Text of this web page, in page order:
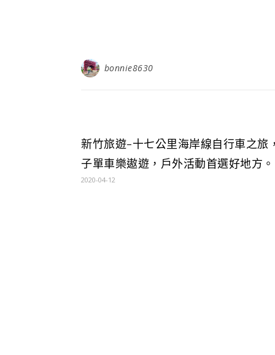
bonnie8630
新竹旅遊-十七公里海岸線自行車之旅
子單車樂遨遊，戶外活動首選好地方。
2020-04-12